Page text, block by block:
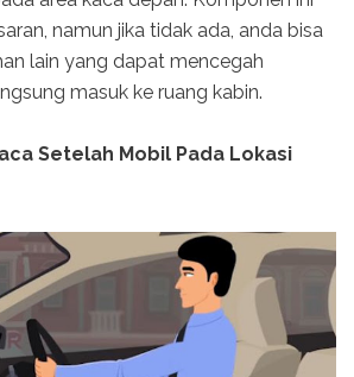
namun jika tidak ada, anda bisa
lain yang dapat mencegah
masuk ke ruang kabin.
Setelah Mobil Pada Lokasi